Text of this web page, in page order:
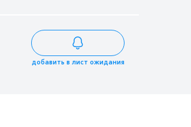
196 884
131 328
добавить в лист ожидания